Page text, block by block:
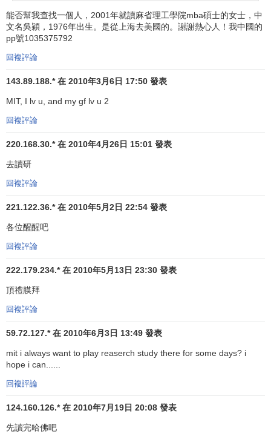
能否幫我查找一個人，2001年就讀麻省理工學院mba碩士的女士，中
文名吳穎，1976年出生。是從上海去美國的。謝謝熱心人！我中國的
pp號1035375792
回複評論
143.89.188.* 在 2010年3月6日 17:50 發表
MIT, I lv u, and my gf lv u 2
回複評論
220.168.30.* 在 2010年4月26日 15:01 發表
去讀研
回複評論
221.122.36.* 在 2010年5月2日 22:54 發表
各位醒醒吧
回複評論
222.179.234.* 在 2010年5月13日 23:30 發表
頂禮膜拜
回複評論
59.72.127.* 在 2010年6月3日 13:49 發表
mit i always want to play reaserch study there for some days? i
hope i can......
回複評論
124.160.126.* 在 2010年7月19日 20:08 發表
先讀完哈佛吧